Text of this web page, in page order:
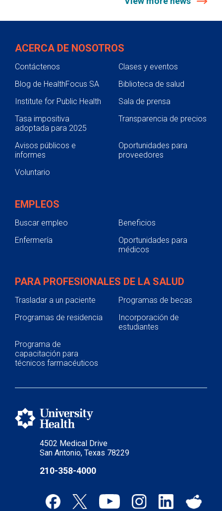
4502 Medical Drive
San Antonio, Texas 78229
210-358-4000
ACERCA DE NOSOTROS
Contáctenos
Clases y eventos
Blog de HealthFocus SA
Biblioteca de salud
Institute for Public Health
Sala de prensa
Tasa impositiva
adoptada para 2025
Transparencia de precios
Avisos públicos e
informes
Oportunidades para
proveedores
Voluntario
EMPLEOS
Buscar empleo
Beneficios
Enfermería
Oportunidades para
médicos
PARA PROFESIONALES DE LA SALUD
Trasladar a un paciente
Programas de becas
Programas de residencia
Incorporación de
estudiantes
Programa de
capacitación para
técnicos farmacéuticos